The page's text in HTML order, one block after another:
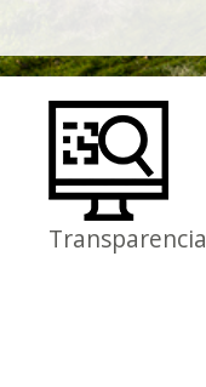
Transparencia